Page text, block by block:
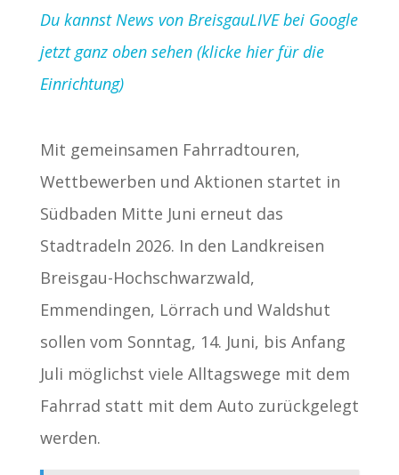
Du kannst News von BreisgauLIVE bei Google
jetzt ganz oben sehen (klicke hier für die
Einrichtung)
Mit gemeinsamen Fahrradtouren,
Wettbewerben und Aktionen startet in
Südbaden Mitte Juni erneut das
Stadtradeln 2026. In den Landkreisen
Breisgau-Hochschwarzwald,
Emmendingen, Lörrach und Waldshut
sollen vom Sonntag, 14. Juni, bis Anfang
Juli möglichst viele Alltagswege mit dem
Fahrrad statt mit dem Auto zurückgelegt
werden.